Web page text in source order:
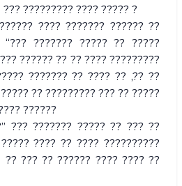
????????? ???? ????? ?
???? ??????? ?????? ??
??????? ????? ?? ?????
?????? ?? ?? ???? ?????????
??????? ?? ???? ?? ,?? ??
?? ????????? ??? ?? ?????
??????
??? ??????? ????? ?? ??? ??
???? ?? ???? ??????????
?? ??? ?? ?????? ???? ???? ??